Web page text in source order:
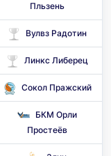
Пльзень
Вулвз Радотин
Линкс Либерец
Сокол Пражский
БКМ Орли
Простеёв